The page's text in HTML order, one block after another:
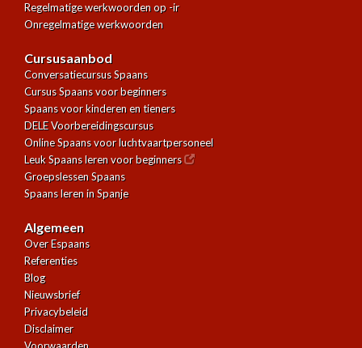
Regelmatige werkwoorden op -ir
Onregelmatige werkwoorden
Cursusaanbod
Conversatiecursus Spaans
Cursus Spaans voor beginners
Spaans voor kinderen en tieners
DELE Voorbereidingscursus
Online Spaans voor luchtvaartpersoneel
Leuk Spaans leren voor beginners
Groepslessen Spaans
Spaans leren in Spanje
Algemeen
Over Espaans
Referenties
Blog
Nieuwsbrief
Privacybeleid
Disclaimer